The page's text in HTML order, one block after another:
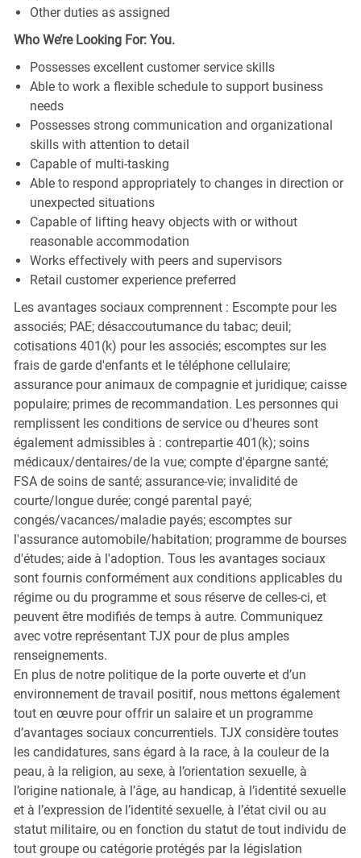
Other duties as assigned
Who We’re Looking For: You.
Possesses excellent customer service skills
Able to work a flexible schedule to support business
needs
Possesses strong communication and organizational
skills with attention to detail
Capable of multi-tasking
Able to respond appropriately to changes in direction or
unexpected situations
Capable of lifting heavy objects with or without
reasonable accommodation
Works effectively with peers and supervisors
Retail customer experience preferred
Les avantages sociaux comprennent : Escompte pour les
associés; PAE; désaccoutumance du tabac; deuil;
cotisations 401(k) pour les associés; escomptes sur les
frais de garde d'enfants et le téléphone cellulaire;
assurance pour animaux de compagnie et juridique; caisse
populaire; primes de recommandation. Les personnes qui
remplissent les conditions de service ou d'heures sont
également admissibles à : contrepartie 401(k); soins
médicaux/dentaires/de la vue; compte d'épargne santé;
FSA de soins de santé; assurance-vie; invalidité de
courte/longue durée; congé parental payé;
congés/vacances/maladie payés; escomptes sur
l'assurance automobile/habitation; programme de bourses
d'études; aide à l'adoption. Tous les avantages sociaux
sont fournis conformément aux conditions applicables du
régime ou du programme et sous réserve de celles-ci, et
peuvent être modifiés de temps à autre. Communiquez
avec votre représentant TJX pour de plus amples
renseignements.
En plus de notre politique de la porte ouverte et d’un
environnement de travail positif, nous mettons également
tout en œuvre pour offrir un salaire et un programme
d’avantages sociaux concurrentiels. TJX considère toutes
les candidatures, sans égard à la race, à la couleur de la
peau, à la religion, au sexe, à l’orientation sexuelle, à
l’origine nationale, à l’âge, au handicap, à l’identité sexuelle
et à l’expression de l’identité sexuelle, à l’état civil ou au
statut militaire, ou en fonction du statut de tout individu de
tout groupe ou catégorie protégés par la législation